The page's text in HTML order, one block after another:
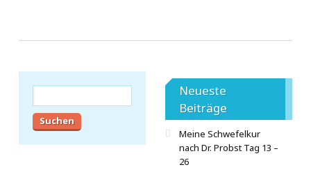
nach:
Neueste
Beiträge
Meine Schwefelkur
nach Dr. Probst Tag 13 –
26